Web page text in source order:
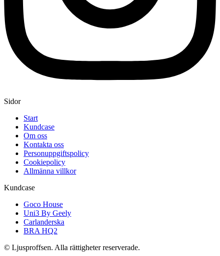
Sidor
Start
Kundcase
Om oss
Kontakta oss
Personuppgiftspolicy
Cookiepolicy
Allmänna villkor
Kundcase
Goco House
Uni3 By Geely
Carlanderska
BRA HQ2
© Ljusproffsen. Alla rättigheter reserverade.